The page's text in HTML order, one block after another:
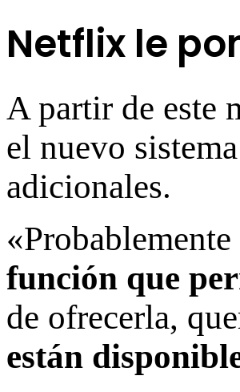
Netflix le
A partir de este
el nuevo
adicionales.
«Probablemente
función que
de ofrecerla,
están